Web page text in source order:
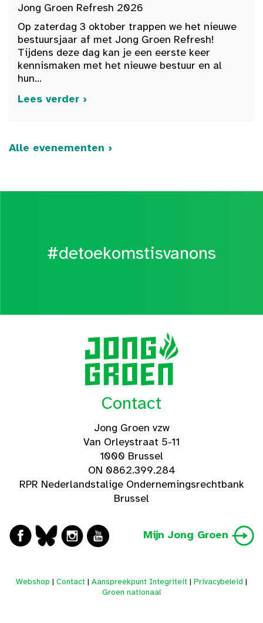
Jong Groen Refresh 2026
Op zaterdag 3 oktober trappen we het nieuwe
bestuursjaar af met Jong Groen Refresh!
Tijdens deze dag kan je een eerste keer
kennismaken met het nieuwe bestuur en al
hun...
Lees verder ›
Alle evenementen ›
#detoekomstisvanons
Contact
Jong Groen vzw
Van Orleystraat 5-11
1000 Brussel
ON 0862.399.284
RPR Nederlandstalige Ondernemingsrechtbank
Brussel
Mijn Jong Groen
Webshop | Contact | Aanspreekpunt Integriteit | Privacybeleid |
Groen nationaal